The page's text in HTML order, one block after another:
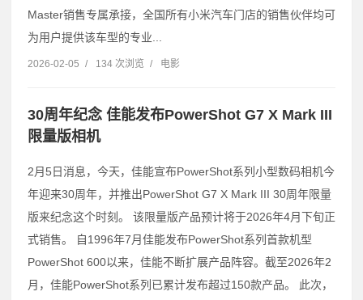
Master销售专属承接，全国所有小米汽车门店的销售伙伴均可
为用户提供该车型的专业...
2026-02-05 / 134 次浏览 / 电影
30周年纪念 佳能发布PowerShot G7 X Mark III
限量版相机
2月5日消息，今天，佳能宣布PowerShot系列小型数码相机今
年迎来30周年，并推出PowerShot G7 X Mark III 30周年限量
版来纪念这个时刻。 该限量版产品预计将于2026年4月下旬正
式销售。 自1996年7月佳能发布PowerShot系列首款机型
PowerShot 600以来，佳能不断扩展产品阵容。截至2026年2
月，佳能PowerShot系列已累计发布超过150款产品。 此次，